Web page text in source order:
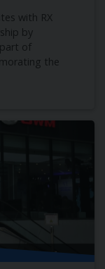
with RX
by
of
the